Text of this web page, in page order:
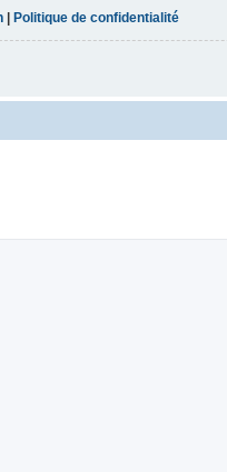
Politique de confidentialité